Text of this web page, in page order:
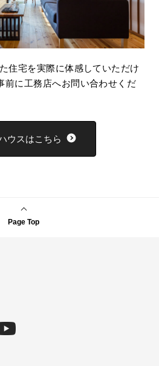
住宅を実際に体感していただけ
前に工務店へお問い合わせくだ
ウスはこちら
Page Top